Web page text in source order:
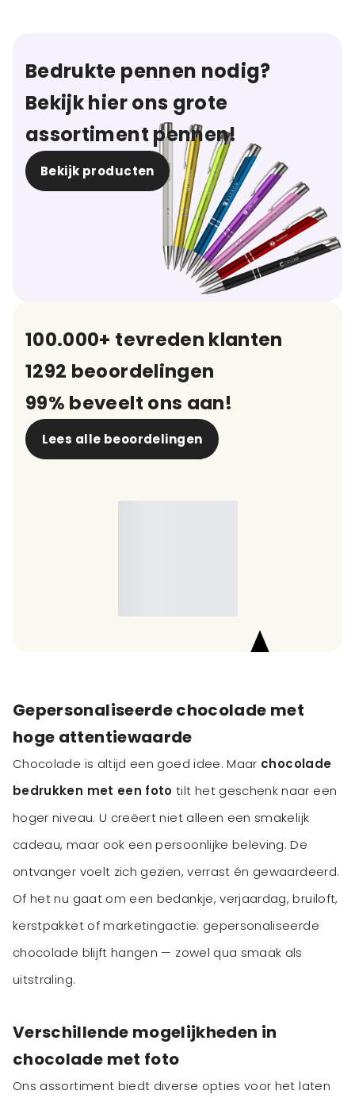
Bedrukte pennen nodig?
Bekijk hier ons grote
assortiment pennen!
Bekijk producten
100.000+ tevreden klanten
1292 beoordelingen
99% beveelt ons aan!
Lees alle beoordelingen
Gepersonaliseerde chocolade met
hoge attentiewaarde
Chocolade is altijd een goed idee. Maar chocolade
bedrukken met een foto tilt het geschenk naar een
hoger niveau. U creëert niet alleen een smakelijk
cadeau, maar ook een persoonlijke beleving. De
ontvanger voelt zich gezien, verrast én gewaardeerd.
Of het nu gaat om een bedankje, verjaardag, bruiloft,
kerstpakket of marketingactie: gepersonaliseerde
chocolade blijft hangen — zowel qua smaak als
uitstraling.
Verschillende mogelijkheden in
chocolade met foto
Ons assortiment biedt diverse opties voor het laten